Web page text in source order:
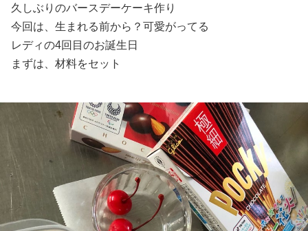
久しぶりのバースデーケーキ作り
今回は、生まれる前から？可愛がってる
レディの4回目のお誕生日
まずは、材料をセット